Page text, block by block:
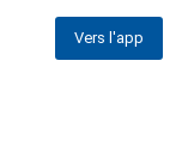
Vers l'app